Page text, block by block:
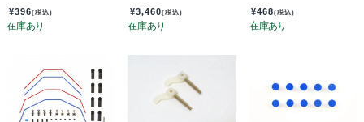
¥396(税込) ¥3,460(税込) ¥468(税込)